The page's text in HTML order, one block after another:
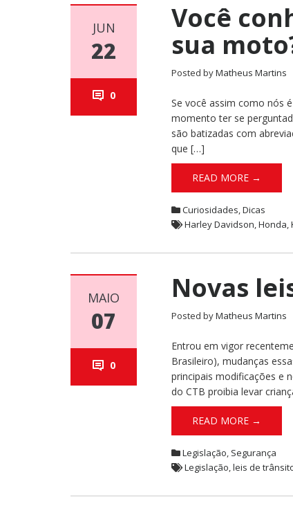
JUN
22
0
Você
sua
Posted byMatheus Martins
Se você assim como nós
momento ter se
são batizadas com
que […]
READ MORE →
Curiosidades,Dicas
Harley Davidson,Honda,
MAIO
07
0
Novas
Posted byMatheus Martins
Entrou em vigor
Brasileiro), mudanças
principais modificações e
do CTB proibia levar
READ MORE →
Legislação, Segurança
Legislação,leis de